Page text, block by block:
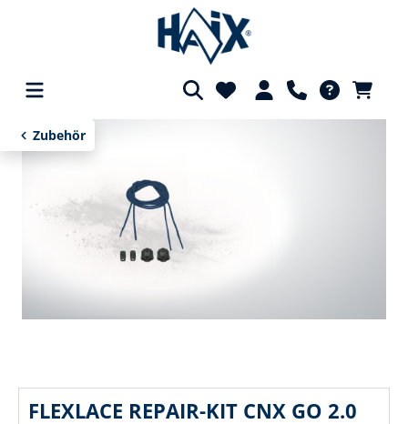
springen
Zubehör
FLEXLACE REPAIR-KIT CNX GO 2.0